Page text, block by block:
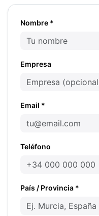
Nombre *
Empresa
Email *
Teléfono
País / Provincia *